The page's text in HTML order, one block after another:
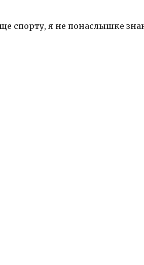
спорту, я не понаслышке